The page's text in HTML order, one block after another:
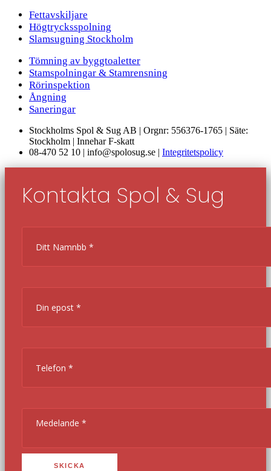
Fettavskiljare
Högtrycksspolning
Slamsugning Stockholm
Tömning av byggtoaletter
Stamspolningar & Stamrensning
Rörinspektion
Ångning
Saneringar
Stockholms Spol & Sug AB | Orgnr: 556376-1765 | Säte:
Stockholm | Innehar F-skatt
08-470 52 10 | info@spolosug.se | Integritetspolicy
Kontakta Spol & Sug